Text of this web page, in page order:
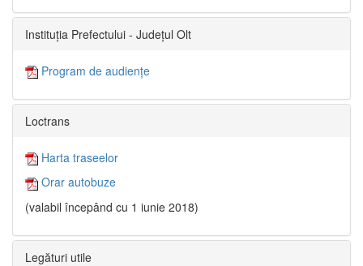
Instituția Prefectului - Județul Olt
Program de audiențe
Loctrans
Harta traseelor
Orar autobuze
(valabil începând cu 1 iunie 2018)
Legături utile